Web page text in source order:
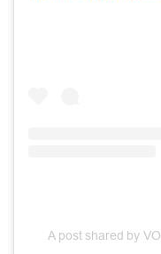
A post shared by